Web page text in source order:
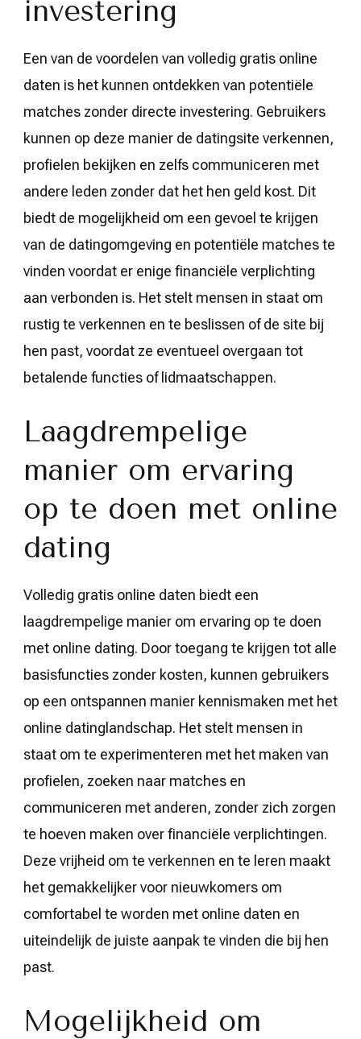
investering
Een van de voordelen van volledig gratis online
daten is het kunnen ontdekken van potentiële
matches zonder directe investering. Gebruikers
kunnen op deze manier de datingsite verkennen,
profielen bekijken en zelfs communiceren met
andere leden zonder dat het hen geld kost. Dit
biedt de mogelijkheid om een gevoel te krijgen
van de datingomgeving en potentiële matches te
vinden voordat er enige financiële verplichting
aan verbonden is. Het stelt mensen in staat om
rustig te verkennen en te beslissen of de site bij
hen past, voordat ze eventueel overgaan tot
betalende functies of lidmaatschappen.
Laagdrempelige
manier om ervaring
op te doen met online
dating
Volledig gratis online daten biedt een
laagdrempelige manier om ervaring op te doen
met online dating. Door toegang te krijgen tot alle
basisfuncties zonder kosten, kunnen gebruikers
op een ontspannen manier kennismaken met het
online datinglandschap. Het stelt mensen in
staat om te experimenteren met het maken van
profielen, zoeken naar matches en
communiceren met anderen, zonder zich zorgen
te hoeven maken over financiële verplichtingen.
Deze vrijheid om te verkennen en te leren maakt
het gemakkelijker voor nieuwkomers om
comfortabel te worden met online daten en
uiteindelijk de juiste aanpak te vinden die bij hen
past.
Mogelijkheid om